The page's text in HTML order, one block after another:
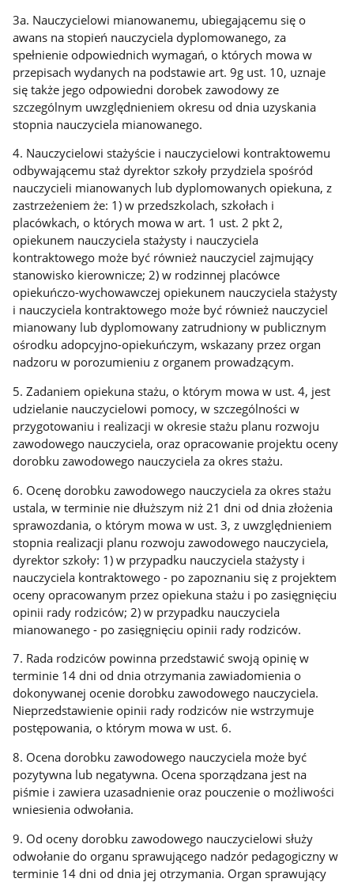
3a. Nauczycielowi mianowanemu, ubiegającemu się o
awans na stopień nauczyciela dyplomowanego, za
spełnienie odpowiednich wymagań, o których mowa w
przepisach wydanych na podstawie art. 9g ust. 10, uznaje
się także jego odpowiedni dorobek zawodowy ze
szczególnym uwzględnieniem okresu od dnia uzyskania
stopnia nauczyciela mianowanego.
4. Nauczycielowi stażyście i nauczycielowi kontraktowemu
odbywającemu staż dyrektor szkoły przydziela spośród
nauczycieli mianowanych lub dyplomowanych opiekuna, z
zastrzeżeniem że: 1) w przedszkolach, szkołach i
placówkach, o których mowa w art. 1 ust. 2 pkt 2,
opiekunem nauczyciela stażysty i nauczyciela
kontraktowego może być również nauczyciel zajmujący
stanowisko kierownicze; 2) w rodzinnej placówce
opiekuńczo-wychowawczej opiekunem nauczyciela stażysty
i nauczyciela kontraktowego może być również nauczyciel
mianowany lub dyplomowany zatrudniony w publicznym
ośrodku adopcyjno-opiekuńczym, wskazany przez organ
nadzoru w porozumieniu z organem prowadzącym.
5. Zadaniem opiekuna stażu, o którym mowa w ust. 4, jest
udzielanie nauczycielowi pomocy, w szczególności w
przygotowaniu i realizacji w okresie stażu planu rozwoju
zawodowego nauczyciela, oraz opracowanie projektu oceny
dorobku zawodowego nauczyciela za okres stażu.
6. Ocenę dorobku zawodowego nauczyciela za okres stażu
ustala, w terminie nie dłuższym niż 21 dni od dnia złożenia
sprawozdania, o którym mowa w ust. 3, z uwzględnieniem
stopnia realizacji planu rozwoju zawodowego nauczyciela,
dyrektor szkoły: 1) w przypadku nauczyciela stażysty i
nauczyciela kontraktowego - po zapoznaniu się z projektem
oceny opracowanym przez opiekuna stażu i po zasięgnięciu
opinii rady rodziców; 2) w przypadku nauczyciela
mianowanego - po zasięgnięciu opinii rady rodziców.
7. Rada rodziców powinna przedstawić swoją opinię w
terminie 14 dni od dnia otrzymania zawiadomienia o
dokonywanej ocenie dorobku zawodowego nauczyciela.
Nieprzedstawienie opinii rady rodziców nie wstrzymuje
postępowania, o którym mowa w ust. 6.
8. Ocena dorobku zawodowego nauczyciela może być
pozytywna lub negatywna. Ocena sporządzana jest na
piśmie i zawiera uzasadnienie oraz pouczenie o możliwości
wniesienia odwołania.
9. Od oceny dorobku zawodowego nauczycielowi służy
odwołanie do organu sprawującego nadzór pedagogiczny w
terminie 14 dni od dnia jej otrzymania. Organ sprawujący